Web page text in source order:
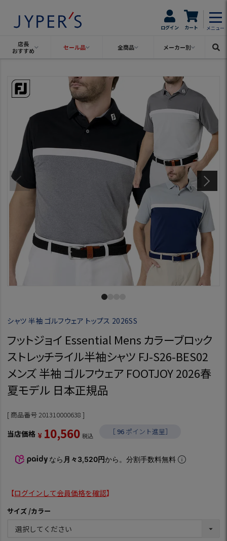
ログイン カート メニュー
店長
おすすめ
セール品 全商品 メーカー別
シャツ 半袖 ゴルフウェア トップス 2026SS
フットジョイ Essential Mens カラーブロック
ストレッチライル半袖シャツ FJ-S26-BES02
メンズ 半袖 ゴルフウェア FOOTJOY 2026春
夏モデル 日本正規品
商品番号 201310000638
当店価格 ¥ 10,560 税込 ［ 96 ポイント進呈］
なら 月々3,520円から。分割手数料無料
【ログインして会員価格を確認】
サイズ カラー